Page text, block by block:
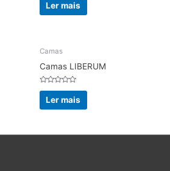
de
5
Ler mais
Camas
Camas LIBERUM
Avaliação
de
5
Ler mais